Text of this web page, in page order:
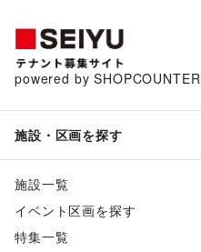
powered by SHOPCOUNTER
施設・区画を探す
施設一覧
イベント区画を探す
特集一覧